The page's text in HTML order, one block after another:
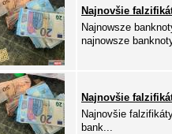
Najnovšie
Najnowsze
najnowsze
Najnovšie
Najnovšie
bank...